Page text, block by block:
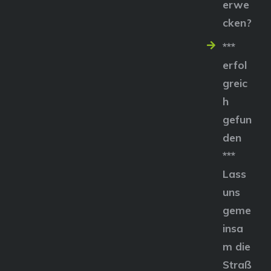
erwe
cken?
***
erfol
greic
h
gefun
den
***
Lass
uns
geme
insa
m die
Straß